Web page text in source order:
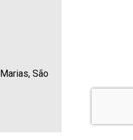
São